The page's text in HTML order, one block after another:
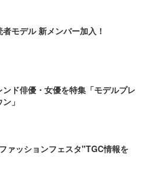
モデル 新メンバー加入！
ド俳優・女優を特集「モデルプレ
」
ァッションフェスタ"TGC情報を